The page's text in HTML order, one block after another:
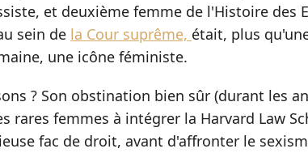
et deuxième femme de l'Histoire des
sein de la Cour suprême, était, plus
une icône féministe.
? Son obstination bien sûr (durant les
rares femmes à intégrer la Harvard Law
fac de droit, avant d'affronter le